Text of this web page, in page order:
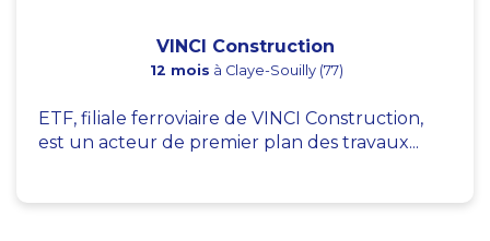
VINCI Construction
12 mois à Claye-Souilly (77)
ETF, filiale ferroviaire de VINCI Construction,
est un acteur de premier plan des travaux...